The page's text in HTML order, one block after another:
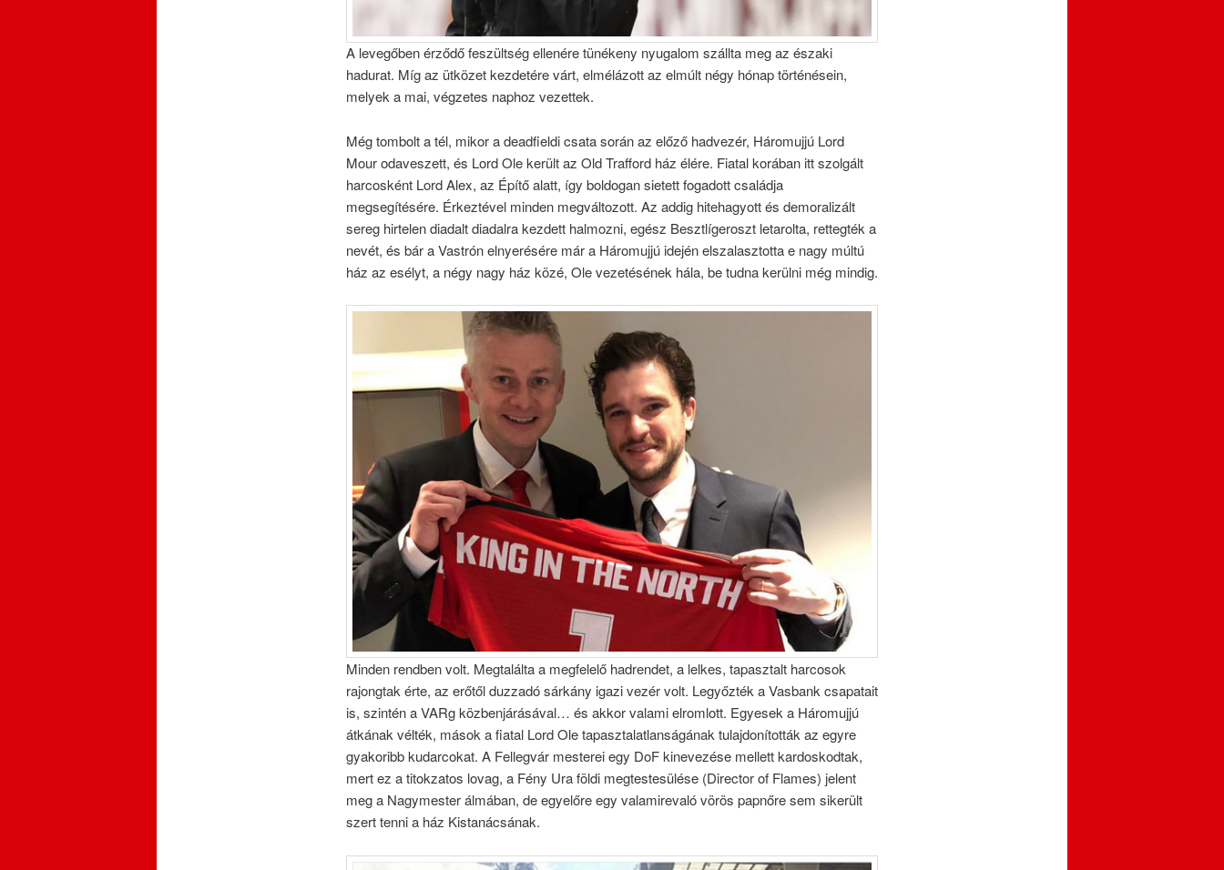
A levegőben érződő feszültség ellenére tünékeny nyugalom szállta meg az északi
hadurat. Míg az ütközet kezdetére várt, elmélázott az elmúlt négy hónap történésein,
melyek a mai, végzetes naphoz vezettek.
Még tombolt a tél, mikor a deadfieldi csata során az előző hadvezér, Háromujjú Lord
Mour odaveszett, és Lord Ole került az Old Trafford ház élére. Fiatal korában itt szolgált
harcosként Lord Alex, az Építő alatt, így boldogan sietett fogadott családja
megsegítésére. Érkeztével minden megváltozott. Az addig hitehagyott és demoralizált
sereg hirtelen diadalt diadalra kezdett halmozni, egész Besztlígeroszt letarolta, rettegték a
nevét, és bár a Vastrón elnyerésére már a Háromujjú idején elszalasztotta e nagy múltú
ház az esélyt, a négy nagy ház közé, Ole vezetésének hála, be tudna kerülni még mindig.
Minden rendben volt. Megtalálta a megfelelő hadrendet, a lelkes, tapasztalt harcosok
rajongtak érte, az erőtől duzzadó sárkány igazi vezér volt. Legyőzték a Vasbank csapatait
is, szintén a VARg közbenjárásával… és akkor valami elromlott. Egyesek a Háromujjú
átkának vélték, mások a fiatal Lord Ole tapasztalatlanságának tulajdonították az egyre
gyakoribb kudarcokat. A Fellegvár mesterei egy DoF kinevezése mellett kardoskodtak,
mert ez a titokzatos lovag, a Fény Ura földi megtestesülése (Director of Flames) jelent
meg a Nagymester álmában, de egyelőre egy valamirevaló vörös papnőre sem sikerült
szert tenni a ház Kistanácsának.